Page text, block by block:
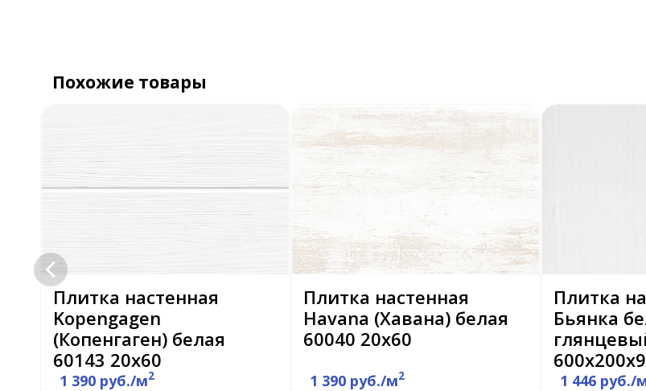
Похожие товары
Плитка настенная
Kopengagen
(Копенгаген) белая
60143 20х60
1 390 руб./м2
Плитка настенная
Havana (Хавана) белая
60040 20х60
1 390 руб./м2
Плитка
Бьянка
600х200х9
1 446 руб./